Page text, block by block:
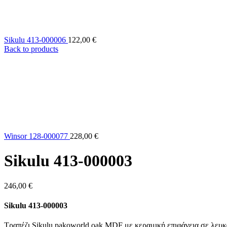
Sikulu 413-000006 122,00 €
Back to products
Winsor 128-000077 228,00 €
Sikulu 413-000003
246,00 €
Sikulu 413-000003